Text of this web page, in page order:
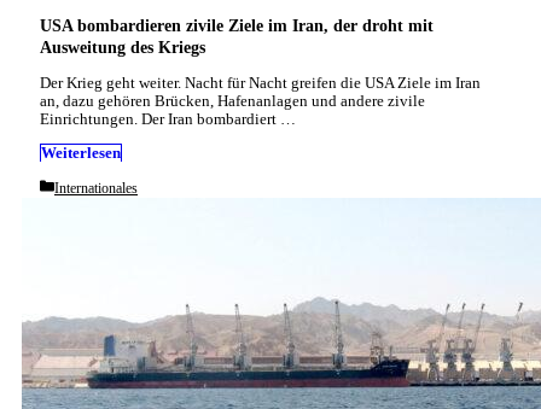
USA bombardieren zivile Ziele im Iran, der droht mit
Ausweitung des Kriegs
Der Krieg geht weiter. Nacht für Nacht greifen die USA Ziele im Iran
an, dazu gehören Brücken, Hafenanlagen und andere zivile
Einrichtungen. Der Iran bombardiert …
Weiterlesen
Categories
Internationales